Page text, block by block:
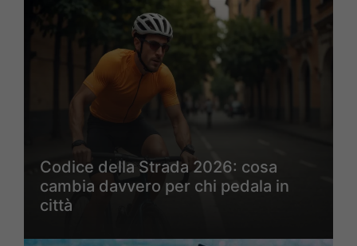
Codice della Strada 2026: cosa
cambia davvero per chi pedala in
città